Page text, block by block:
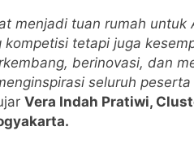
menjadi tuan rumah untuk
kompetisi tetapi juga
berinovasi, dan
seluruh
Vera Indah Pratiwi,